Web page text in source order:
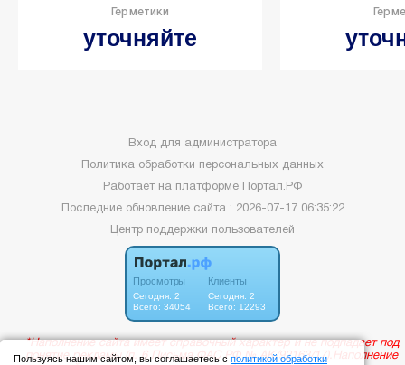
Пользуясь нашим сайтом, вы соглашаетесь с политикой обработки
Герметики
уточняйте
Вход для администратора
Политика обработки персональных данных
Работает на платформе
Портал.РФ
Последние обновление сайта : 2026-07-17 06:35:22
Центр поддержки пользователей